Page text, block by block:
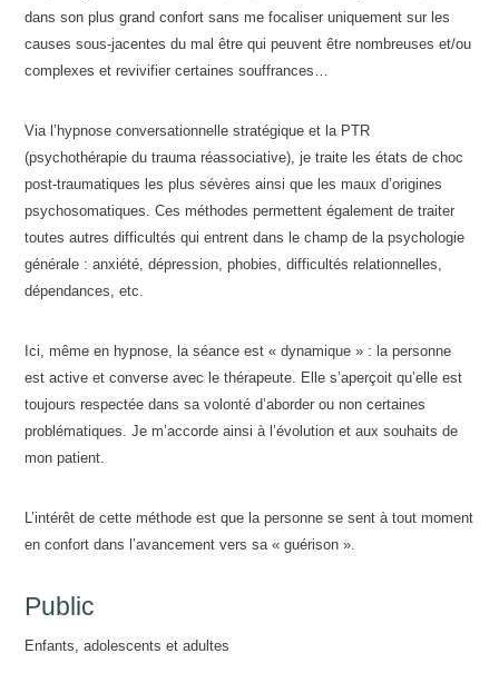
dans son plus grand confort sans me focaliser uniquement sur les
causes sous-jacentes du mal être qui peuvent être nombreuses et/ou
complexes et revivifier certaines souffrances…
Via l’hypnose conversationnelle stratégique et la PTR
(psychothérapie du trauma réassociative), je traite les états de choc
post-traumatiques les plus sévères ainsi que les maux d’origines
psychosomatiques. Ces méthodes permettent également de traiter
toutes autres difficultés qui entrent dans le champ de la psychologie
générale : anxiété, dépression, phobies, difficultés relationnelles,
dépendances, etc.
Ici, même en hypnose, la séance est « dynamique » : la personne
est active et converse avec le thérapeute. Elle s’aperçoit qu’elle est
toujours respectée dans sa volonté d’aborder ou non certaines
problématiques. Je m’accorde ainsi à l’évolution et aux souhaits de
mon patient.
L’intérêt de cette méthode est que la personne se sent à tout moment
en confort dans l’avancement vers sa « guérison ».
Public
Enfants, adolescents et adultes